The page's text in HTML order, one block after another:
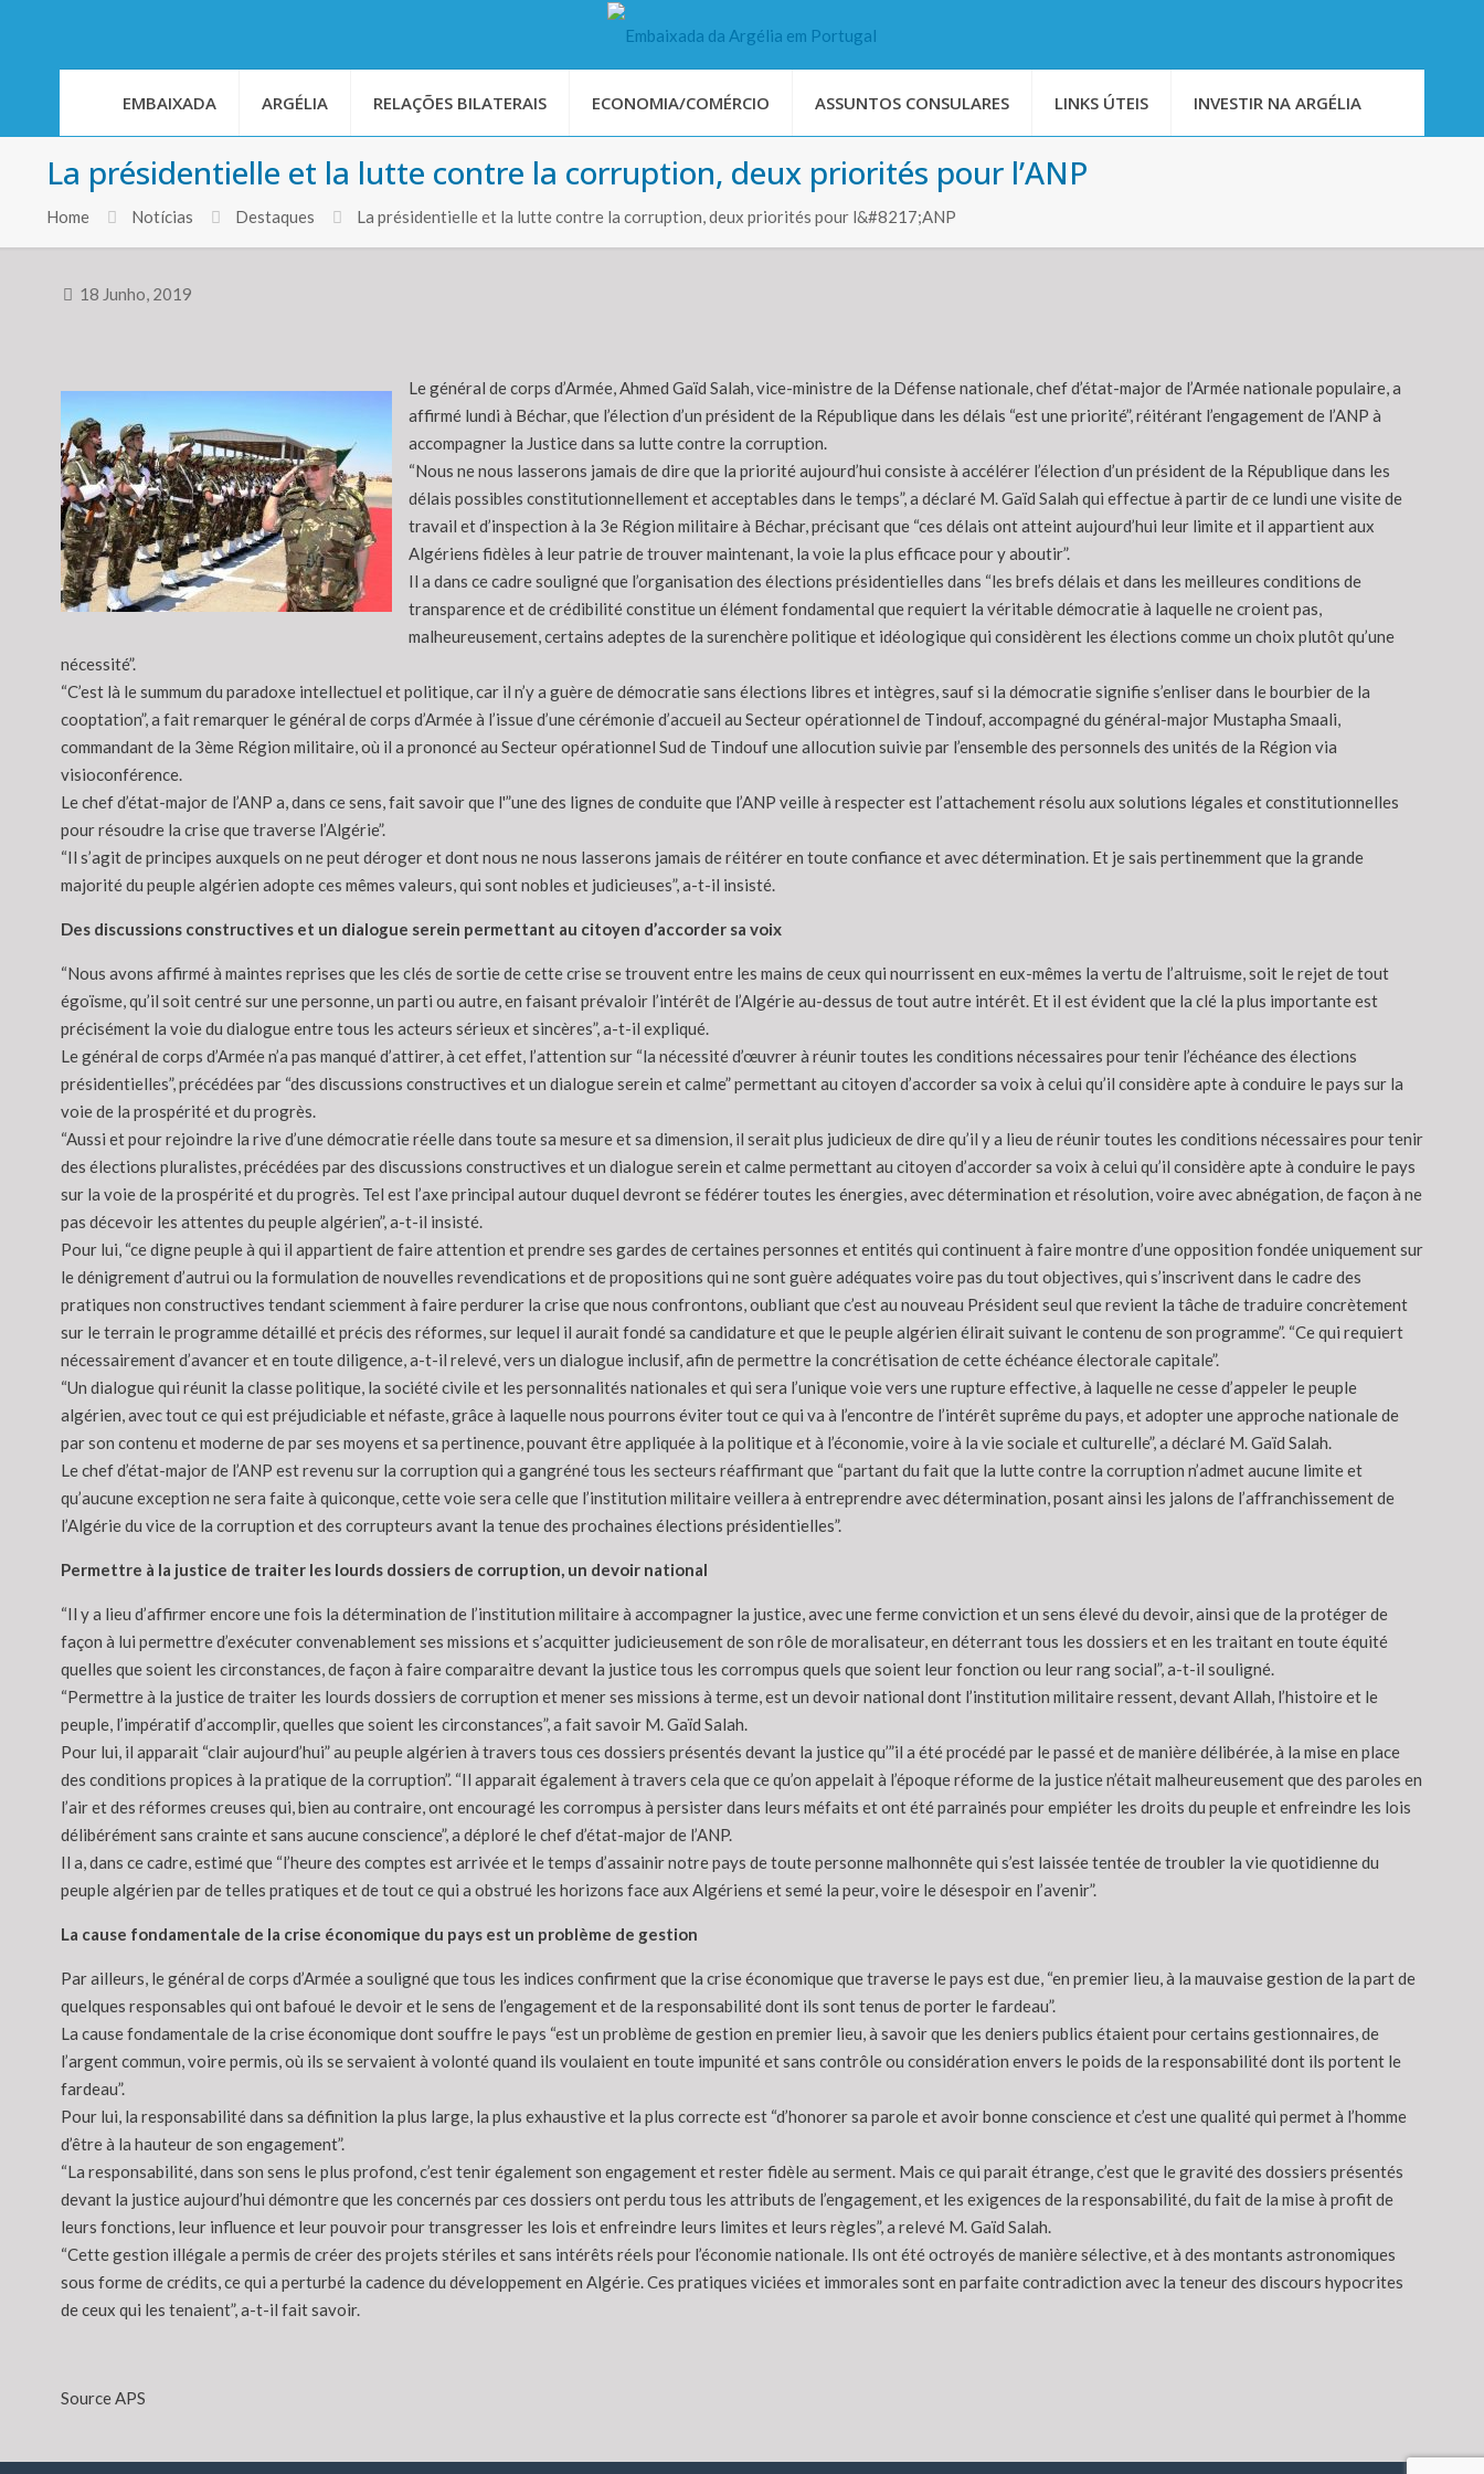
EMBAIXADA ARGÉLIA RELAÇÕES BILATERAIS ECONOMIA/COMÉRCIO ASSUNTOS CONSULARES LINKS ÚTEIS INVESTIR NA ARGÉLIA
La présidentielle et la lutte contre la corruption, deux priorités pour l’ANP
Home Notícias Destaques La présidentielle et la lutte contre la corruption, deux priorités pour l&#8217;ANP
18 Junho, 2019
Le général de corps d’Armée, Ahmed Gaïd Salah, vice-ministre de la Défense nationale, chef d’état-major de l’Armée nationale populaire, a
affirmé lundi à Béchar, que l’élection d’un président de la République dans les délais “est une priorité”, réitérant l’engagement de l’ANP à
accompagner la Justice dans sa lutte contre la corruption.
“Nous ne nous lasserons jamais de dire que la priorité aujourd’hui consiste à accélérer l’élection d’un président de la République dans les
délais possibles constitutionnellement et acceptables dans le temps”, a déclaré M. Gaïd Salah qui effectue à partir de ce lundi une visite de
travail et d’inspection à la 3e Région militaire à Béchar, précisant que “ces délais ont atteint aujourd’hui leur limite et il appartient aux
Algériens fidèles à leur patrie de trouver maintenant, la voie la plus efficace pour y aboutir”.
Il a dans ce cadre souligné que l’organisation des élections présidentielles dans “les brefs délais et dans les meilleures conditions de
transparence et de crédibilité constitue un élément fondamental que requiert la véritable démocratie à laquelle ne croient pas,
malheureusement, certains adeptes de la surenchère politique et idéologique qui considèrent les élections comme un choix plutôt qu’une
nécessité”.
“C’est là le summum du paradoxe intellectuel et politique, car il n’y a guère de démocratie sans élections libres et intègres, sauf si la démocratie signifie s’enliser dans le bourbier de la
cooptation”, a fait remarquer le général de corps d’Armée à l’issue d’une cérémonie d’accueil au Secteur opérationnel de Tindouf, accompagné du général-major Mustapha Smaali,
commandant de la 3ème Région militaire, où il a prononcé au Secteur opérationnel Sud de Tindouf une allocution suivie par l’ensemble des personnels des unités de la Région via
visioconférence.
Le chef d’état-major de l’ANP a, dans ce sens, fait savoir que l'”une des lignes de conduite que l’ANP veille à respecter est l’attachement résolu aux solutions légales et constitutionnelles
pour résoudre la crise que traverse l’Algérie”.
“Il s’agit de principes auxquels on ne peut déroger et dont nous ne nous lasserons jamais de réitérer en toute confiance et avec détermination. Et je sais pertinemment que la grande
majorité du peuple algérien adopte ces mêmes valeurs, qui sont nobles et judicieuses”, a-t-il insisté.
Des discussions constructives et un dialogue serein permettant au citoyen d’accorder sa voix
“Nous avons affirmé à maintes reprises que les clés de sortie de cette crise se trouvent entre les mains de ceux qui nourrissent en eux-mêmes la vertu de l’altruisme, soit le rejet de tout
égoïsme, qu’il soit centré sur une personne, un parti ou autre, en faisant prévaloir l’intérêt de l’Algérie au-dessus de tout autre intérêt. Et il est évident que la clé la plus importante est
précisément la voie du dialogue entre tous les acteurs sérieux et sincères”, a-t-il expliqué.
Le général de corps d’Armée n’a pas manqué d’attirer, à cet effet, l’attention sur “la nécessité d’œuvrer à réunir toutes les conditions nécessaires pour tenir l’échéance des élections
présidentielles”, précédées par “des discussions constructives et un dialogue serein et calme” permettant au citoyen d’accorder sa voix à celui qu’il considère apte à conduire le pays sur la
voie de la prospérité et du progrès.
“Aussi et pour rejoindre la rive d’une démocratie réelle dans toute sa mesure et sa dimension, il serait plus judicieux de dire qu’il y a lieu de réunir toutes les conditions nécessaires pour tenir
des élections pluralistes, précédées par des discussions constructives et un dialogue serein et calme permettant au citoyen d’accorder sa voix à celui qu’il considère apte à conduire le pays
sur la voie de la prospérité et du progrès. Tel est l’axe principal autour duquel devront se fédérer toutes les énergies, avec détermination et résolution, voire avec abnégation, de façon à ne
pas décevoir les attentes du peuple algérien”, a-t-il insisté.
Pour lui, “ce digne peuple à qui il appartient de faire attention et prendre ses gardes de certaines personnes et entités qui continuent à faire montre d’une opposition fondée uniquement sur
le dénigrement d’autrui ou la formulation de nouvelles revendications et de propositions qui ne sont guère adéquates voire pas du tout objectives, qui s’inscrivent dans le cadre des
pratiques non constructives tendant sciemment à faire perdurer la crise que nous confrontons, oubliant que c’est au nouveau Président seul que revient la tâche de traduire concrètement
sur le terrain le programme détaillé et précis des réformes, sur lequel il aurait fondé sa candidature et que le peuple algérien élirait suivant le contenu de son programme”. “Ce qui requiert
nécessairement d’avancer et en toute diligence, a-t-il relevé, vers un dialogue inclusif, afin de permettre la concrétisation de cette échéance électorale capitale”.
“Un dialogue qui réunit la classe politique, la société civile et les personnalités nationales et qui sera l’unique voie vers une rupture effective, à laquelle ne cesse d’appeler le peuple
algérien, avec tout ce qui est préjudiciable et néfaste, grâce à laquelle nous pourrons éviter tout ce qui va à l’encontre de l’intérêt suprême du pays, et adopter une approche nationale de
par son contenu et moderne de par ses moyens et sa pertinence, pouvant être appliquée à la politique et à l’économie, voire à la vie sociale et culturelle”, a déclaré M. Gaïd Salah.
Le chef d’état-major de l’ANP est revenu sur la corruption qui a gangréné tous les secteurs réaffirmant que “partant du fait que la lutte contre la corruption n’admet aucune limite et
qu’aucune exception ne sera faite à quiconque, cette voie sera celle que l’institution militaire veillera à entreprendre avec détermination, posant ainsi les jalons de l’affranchissement de
l’Algérie du vice de la corruption et des corrupteurs avant la tenue des prochaines élections présidentielles”.
Permettre à la justice de traiter les lourds dossiers de corruption, un devoir national
“Il y a lieu d’affirmer encore une fois la détermination de l’institution militaire à accompagner la justice, avec une ferme conviction et un sens élevé du devoir, ainsi que de la protéger de
façon à lui permettre d’exécuter convenablement ses missions et s’acquitter judicieusement de son rôle de moralisateur, en déterrant tous les dossiers et en les traitant en toute équité
quelles que soient les circonstances, de façon à faire comparaitre devant la justice tous les corrompus quels que soient leur fonction ou leur rang social”, a-t-il souligné.
“Permettre à la justice de traiter les lourds dossiers de corruption et mener ses missions à terme, est un devoir national dont l’institution militaire ressent, devant Allah, l’histoire et le
peuple, l’impératif d’accomplir, quelles que soient les circonstances”, a fait savoir M. Gaïd Salah.
Pour lui, il apparait “clair aujourd’hui” au peuple algérien à travers tous ces dossiers présentés devant la justice qu’”il a été procédé par le passé et de manière délibérée, à la mise en place
des conditions propices à la pratique de la corruption”. “Il apparait également à travers cela que ce qu’on appelait à l’époque réforme de la justice n’était malheureusement que des paroles en
l’air et des réformes creuses qui, bien au contraire, ont encouragé les corrompus à persister dans leurs méfaits et ont été parrainés pour empiéter les droits du peuple et enfreindre les lois
délibérément sans crainte et sans aucune conscience”, a déploré le chef d’état-major de l’ANP.
Il a, dans ce cadre, estimé que “l’heure des comptes est arrivée et le temps d’assainir notre pays de toute personne malhonnête qui s’est laissée tentée de troubler la vie quotidienne du
peuple algérien par de telles pratiques et de tout ce qui a obstrué les horizons face aux Algériens et semé la peur, voire le désespoir en l’avenir”.
La cause fondamentale de la crise économique du pays est un problème de gestion
Par ailleurs, le général de corps d’Armée a souligné que tous les indices confirment que la crise économique que traverse le pays est due, “en premier lieu, à la mauvaise gestion de la part de
quelques responsables qui ont bafoué le devoir et le sens de l’engagement et de la responsabilité dont ils sont tenus de porter le fardeau”.
La cause fondamentale de la crise économique dont souffre le pays “est un problème de gestion en premier lieu, à savoir que les deniers publics étaient pour certains gestionnaires, de
l’argent commun, voire permis, où ils se servaient à volonté quand ils voulaient en toute impunité et sans contrôle ou considération envers le poids de la responsabilité dont ils portent le
fardeau”.
Pour lui, la responsabilité dans sa définition la plus large, la plus exhaustive et la plus correcte est “d’honorer sa parole et avoir bonne conscience et c’est une qualité qui permet à l’homme
d’être à la hauteur de son engagement”.
“La responsabilité, dans son sens le plus profond, c’est tenir également son engagement et rester fidèle au serment. Mais ce qui parait étrange, c’est que le gravité des dossiers présentés
devant la justice aujourd’hui démontre que les concernés par ces dossiers ont perdu tous les attributs de l’engagement, et les exigences de la responsabilité, du fait de la mise à profit de
leurs fonctions, leur influence et leur pouvoir pour transgresser les lois et enfreindre leurs limites et leurs règles”, a relevé M. Gaïd Salah.
“Cette gestion illégale a permis de créer des projets stériles et sans intérêts réels pour l’économie nationale. Ils ont été octroyés de manière sélective, et à des montants astronomiques
sous forme de crédits, ce qui a perturbé la cadence du développement en Algérie. Ces pratiques viciées et immorales sont en parfaite contradiction avec la teneur des discours hypocrites
de ceux qui les tenaient”, a-t-il fait savoir.
Source APS